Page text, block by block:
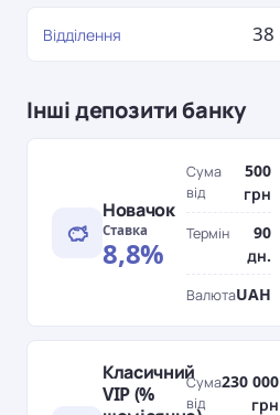
Відділення 38
Інші депозити банку
Новачок
Ставка
8,8%
Сума
від
500
грн
Термін
90
дн.
ВалютаUAH
Класичний
VIP (%
Сума
від
230 000
грн